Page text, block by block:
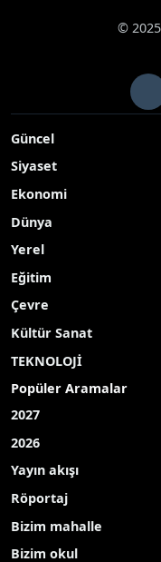
© 2025
Güncel
Siyaset
Ekonomi
Dünya
Yerel
Eğitim
Çevre
Kültür Sanat
TEKNOLOJİ
Popüler Aramalar
2027
2026
Yayın akışı
Röportaj
Bizim mahalle
Bizim okul